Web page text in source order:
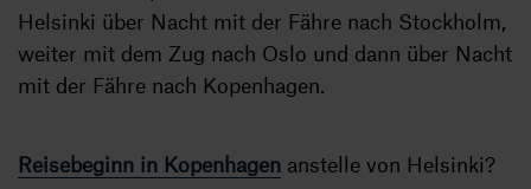
Helsinki über Nacht mit der Fähre nach Stockholm,
weiter mit dem Zug nach Oslo und dann über Nacht
mit der Fähre nach Kopenhagen.
Reisebeginn in Kopenhagen anstelle von Helsinki?